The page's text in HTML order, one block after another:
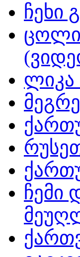
ჩეხი
ლიკა
ჩემი